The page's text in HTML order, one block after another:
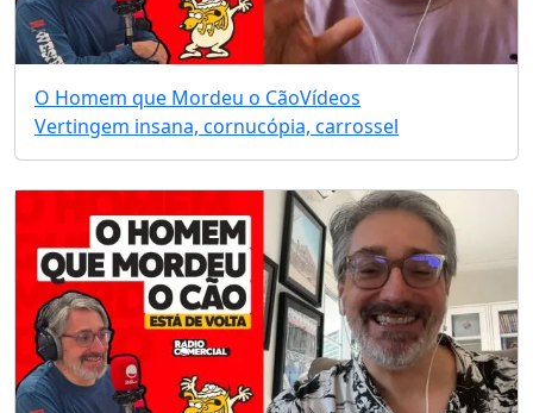
O Homem que Mordeu o CãoVídeos
Vertingem insana, cornucópia, carrossel